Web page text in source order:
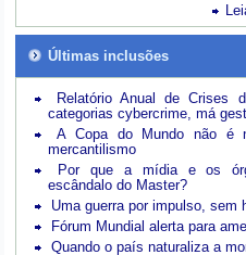
Últimas inclusões
Relatório Anual de Crises
categorias cybercrime, má
A Copa do Mundo não é
mercantilismo
Por que a mídia e os
escândalo do Master?
Uma guerra por impulso, sem
Fórum Mundial alerta para
Quando o país naturaliza a